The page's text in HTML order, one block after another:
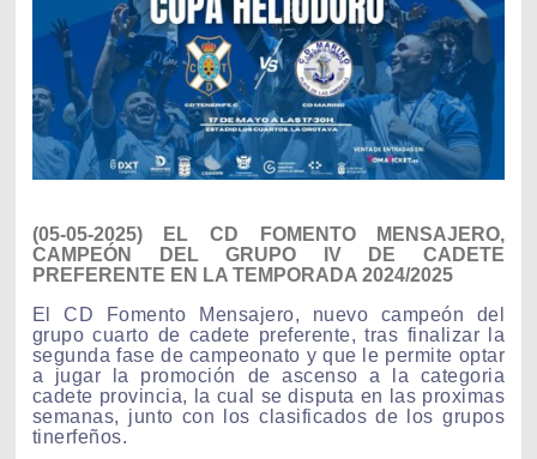
(05-05-2025) EL CD FOMENTO MENSAJERO,
CAMPEÓN DEL GRUPO IV DE CADETE
PREFERENTE EN LA TEMPORADA 2024/2025
El CD Fomento Mensajero, nuevo campeón del
grupo cuarto de cadete preferente, tras finalizar la
segunda fase de campeonato y que le permite optar
a jugar la promoción de ascenso a la categoria
cadete provincia, la cual se disputa en las proximas
semanas, junto con los clasificados de los grupos
tinerfeños.